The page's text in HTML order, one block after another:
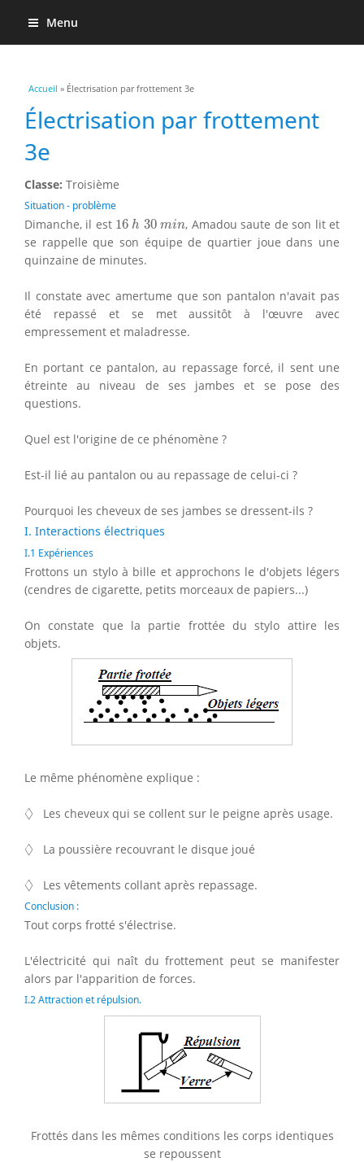
Menu
Vous êtes ici
Accueil » Électrisation par frottement 3e
Électrisation par frottement
3e
Classe: Troisième
Situation - problème
Dimanche, il est 16 h
16 h 30 min
30min, Amadou saute de son lit et
se rappelle que son équipe de quartier joue dans une
quinzaine de minutes.
Il constate avec amertume que son pantalon n'avait pas
été repassé et se met aussitôt à l'œuvre avec
empressement et maladresse.
En portant ce pantalon, au repassage forcé, il sent une
étreinte au niveau de ses jambes et se pose des
questions.
Quel est l'origine de ce phénomène ?
Est-il lié au pantalon ou au repassage de celui-ci ?
Pourquoi les cheveux de ses jambes se dressent-ils ?
I. Interactions électriques
I.1 Expériences
Frottons un stylo à bille et approchons le d'objets légers
(cendres de cigarette, petits morceaux de papiers...)
On constate que la partie frottée du stylo attire les
objets.
Le même phénomène explique :
◊
◊ Les cheveux qui se collent sur le peigne après usage.
◊
◊ La poussière recouvrant le disque joué
◊
◊ Les vêtements collant après repassage.
Conclusion :
Tout corps frotté s'électrise.
L'électricité qui naît du frottement peut se manifester
alors par l'apparition de forces.
I.2 Attraction et répulsion.
Frottés dans les mêmes conditions les corps identiques
se repoussent